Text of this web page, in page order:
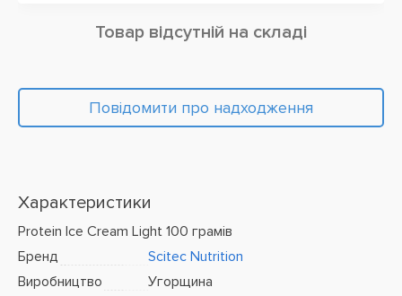
Товар відсутній на складі
Повідомити про надходження
Характеристики
Protein Ice Cream Light 100 грамів
Бренд
Scitec Nutrition
Виробництво
Угорщина